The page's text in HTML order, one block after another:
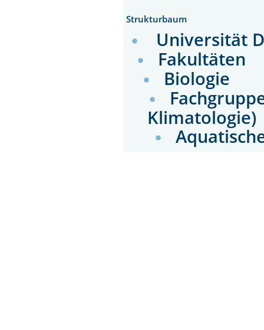
Strukturbaum
Universität
Fakultäten
Biologie
Klimatologie)